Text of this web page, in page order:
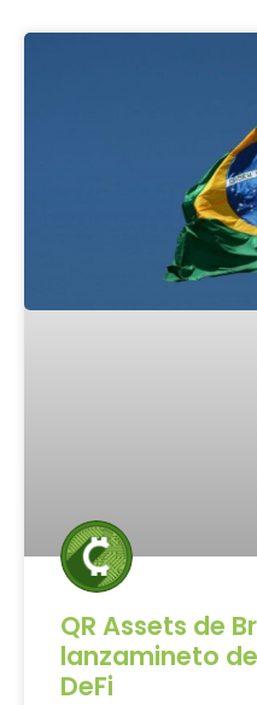
QR Assets de
lanzamineto
DeFi